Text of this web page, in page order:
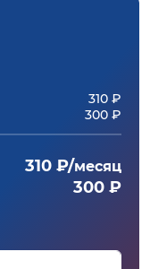
310 ₽
300 ₽
310 ₽/месяц
300 ₽